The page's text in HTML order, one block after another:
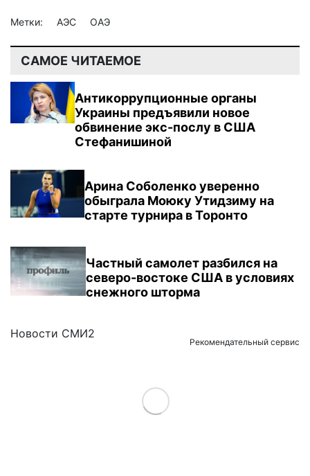
Метки: АЭС ОАЭ
САМОЕ ЧИТАЕМОЕ
Антикоррупционные органы
Украины предъявили новое
обвинение экс-послу в США
Стефанишиной
Арина Соболенко уверенно
обыграла Моюку Утидзиму на
старте турнира в Торонто
Частный самолет разбился на
северо-востоке США в условиях
снежного шторма
Новости СМИ2
Рекомендательный сервис
Load More